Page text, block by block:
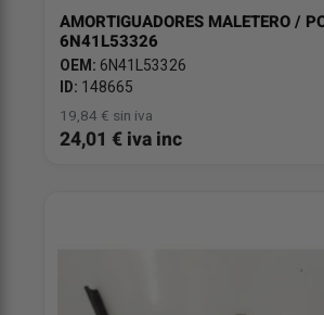
AMORTIGUADORES MALETERO /
6N41L53326
OEM: 6N41L53326
ID: 148665
19,84 € sin iva
24,01 € iva inc